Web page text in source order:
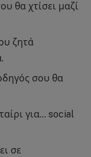
θα χτίσει μαζί
ζητά
σου θα
για… social
σε